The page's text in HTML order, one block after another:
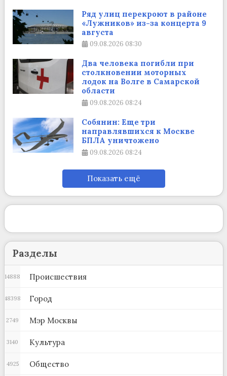
Ряд улиц перекроют в районе
«Лужников» из-за концерта 9
августа
09.08.2026 08:30
Два человека погибли при
столкновении моторных
лодок на Волге в Самарской
области
09.08.2026 08:24
Собянин: Еще три
направлявшихся к Москве
БПЛА уничтожено
09.08.2026 08:24
Показать ещё
Разделы
Происшествия
14888
Город
48398
Мэр Москвы
2749
Культура
3140
Общество
4925